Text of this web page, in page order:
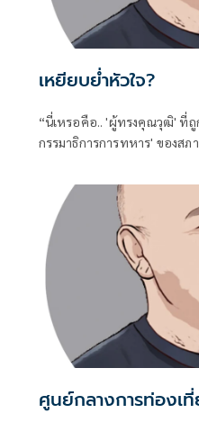
เหยียบย่ำหัวใจ?
“นี่เหรอคือ.. 'ผู้ทรงคุณวุฒิ' ที่ถู
กรรมาธิการการทหาร' ของส
ศูนย์กลางการท่องเ